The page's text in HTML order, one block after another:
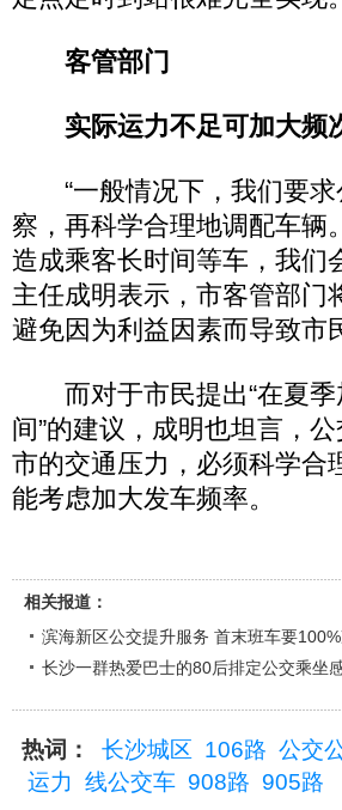
客管部门
实际运力不足可加大频
“一般情况下，我们要求
察，再科学合理地调配车辆
造成乘客长时间等车，我们
主任成明表示，市客管部门
避免因为利益因素而导致市
而对于市民提出“在夏季
间”的建议，成明也坦言，
市的交通压力，必须科学合
能考虑加大发车频率。
相关报道：
滨海新区公交提升服务 首末班车要
长沙一群热爱巴士的80后排定公交乘坐
热词： 长沙城区 106路 公交
运力 线公交车 908路 905路